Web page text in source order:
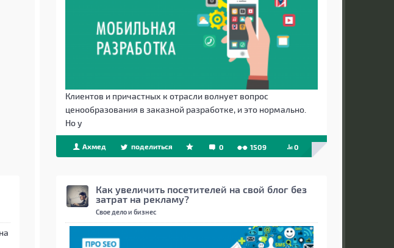
Клиентов и причастных к отрасли волнует вопрос
ценообразования в заказной разработке, и это нормально.
Но у
Ахмед поделиться 0 0
1509
Как увеличить посетителей на свой блог без
затрат на рекламу?
Свое дело и бизнес